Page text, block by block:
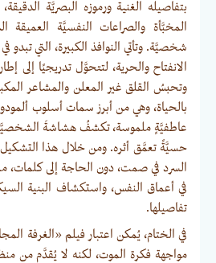
بتفاصيله الغنية ورموزه البصريَّة
المخبَّأة والصراعات النفسيَّة
شخصيَّة. وتأتي النوافذ الكبيرة، التي تبدو
الانفتاح والحرية، لتتحوَّل تدريجيًا إلى
وتحبسُ القلق غير المعلن والمشاعر
بالحياة، وهي من أبرز سمات أسلوب
عاطفيَّةٍ ملموسة، تكشفُ هشاشةَ
حسيَّةً تعمَّق أثره. ومن خلال هذا
السرد في صمت، دون الحاجة إلى كلمات،
في أعماق النفس، واستكشاف البنية
تفاصيلها.
في الختام، يُمكن اعتبار فيلم «الغرفة
مواجهة فكرة الموت، لكنه لا يُقدَّم من